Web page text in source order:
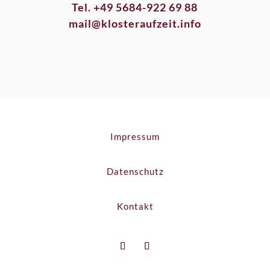
Tel. +49 5684-922 69 88
mail@klosteraufzeit.info
Impressum
Datenschutz
Kontakt